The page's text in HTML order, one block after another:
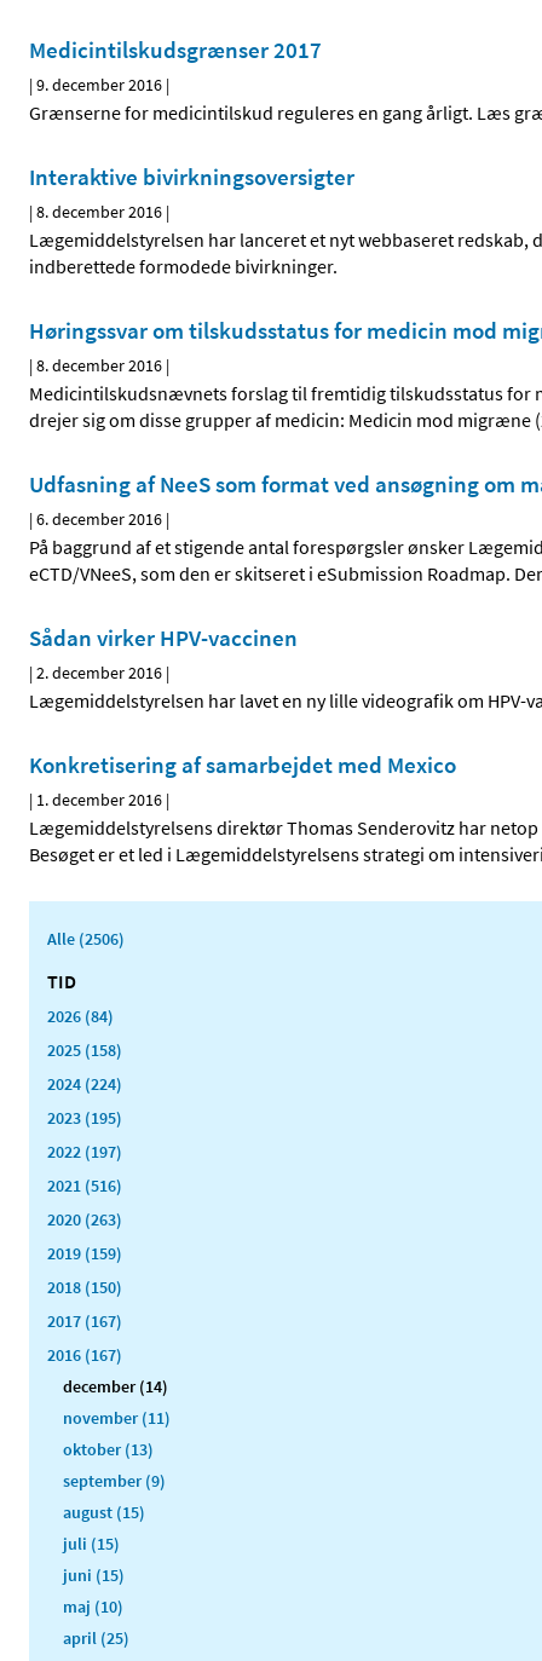
Medicintilskudsgrænser 2017
|9. december 2016 |
Grænserne for medicintilskud reguleres en gang årligt. Læs
Interaktive bivirkningsoversigter
|8. december 2016 |
Lægemiddelstyrelsen har lanceret et nyt webbaseret
indberettede formodede bivirkninger.
Høringssvar om tilskudsstatus for medicin mod
|8. december 2016 |
Medicintilskudsnævnets forslag til fremtidig tilskudsstatus for
drejer sig om disse grupper af medicin: Medicin mod migræne
Udfasning af NeeS som format ved ansøgning
|6. december 2016 |
På baggrund af et stigende antal forespørgsler ønsker
eCTD/VNeeS, som den er skitseret i eSubmission Roadmap.
Sådan virker HPV-vaccinen
|2. december 2016 |
Lægemiddelstyrelsen har lavet en ny lille videografik om HPV-
Konkretisering af samarbejdet med Mexico
| 1. december 2016 |
Lægemiddelstyrelsens direktør Thomas Senderovitz har
Besøget er et led i Lægemiddelstyrelsens strategi om
Alle (2506)
TID
2026 (84)
2025 (158)
2024 (224)
2023 (195)
2022 (197)
2021 (516)
2020 (263)
2019 (159)
2018 (150)
2017 (167)
2016 (167)
december (14)
november (11)
oktober (13)
september (9)
august (15)
juli (15)
juni (15)
maj (10)
april (25)